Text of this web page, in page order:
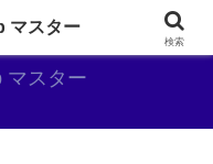
ぱり最強
マスター
マスター
検索